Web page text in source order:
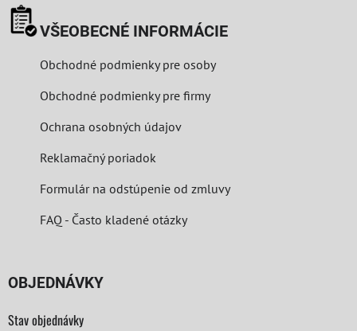
VŠEOBECNÉ INFORMÁCIE
Obchodné podmienky pre osoby
Obchodné podmienky pre firmy
Ochrana osobných údajov
Reklamačný poriadok
Formulár na odstúpenie od zmluvy
FAQ - Často kladené otázky
OBJEDNÁVKY
Stav objednávky